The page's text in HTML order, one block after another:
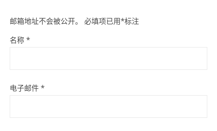
邮箱地址不会被公开。 必填项已用*标注
名称 *
电子邮件 *